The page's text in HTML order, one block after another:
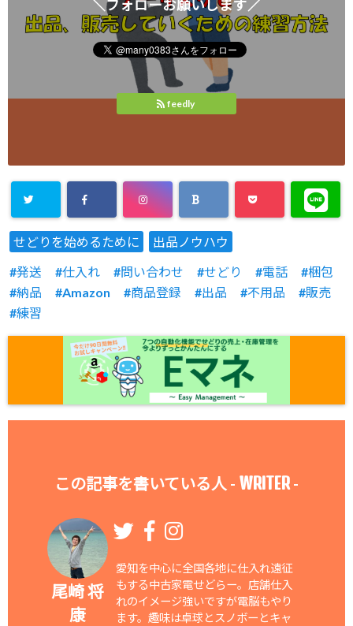
＼フォローお願いします／
feedly
せどりを始めるために
出品ノウハウ
発送
仕入れ 問い合わせ せどり 電話
梱包
納品
Amazon 商品登録 出品 不用品
販売
練習
この記事を書いている人 - WRITER-
尾崎 将
康
愛知を中心に全国各地に仕入れ遠征
もする中古家電せどらー。店舗仕入
れのイメージ強いですが電脳もやり
ます。趣味は卓球とスノボーとキャ